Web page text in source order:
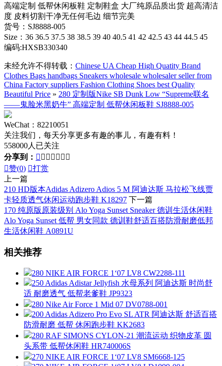
高端定制 低帮休闲板鞋 定制鞋盒 大厂纯原品质出货 超高清洁
度 皮料切割干净无任何毛边 细节完美
货号：SJ8888-005
Size：36 36.5 37.5 38 38.5 39 40 40.5 41 42 42.5 43 44 44.5 45
编码:HXSB330340
未经允许不得转载： Chinese UA Cheap High Quatity Brand
Clothes Bags handbags Sneakers wholesale wholesaler seller from
China Factory suppliers Fashion Clothing Shoes best Quality
Beautiful Price » 280 定制版Nike SB Dunk Low “Supreme联名
——鬼脸米黑奶牛” 高端定制 低帮休闲板鞋 SJ8888-005
WeChat：82210051
关注我们，每天分享更多有趣的事儿，有趣有料！
558000人已关注
分享到：       
赞(0) 打赏
上一篇
210 HD版本Adidas Adizero Adios 5 M 阿迪达斯 马拉松飞线贾
卡轻质透气休闲运动跑步鞋 K18297 下一篇
170 纯原版原装级别 Alo Yoga Sunset Sneaker 徳训生活休闲鞋
Alo Yoga Sunset 低帮 男女同款 德训鞋舒适百搭防滑耐磨低邦
生活休闲鞋 A0891U
相关推荐
280 NIKE AIR FORCE 1‘07 LV8 CW2288-111
250 Adidas Adistar Jellyfish 水母系列 阿迪达斯 时尚舒
适 耐磨透气 低帮老爹鞋 JP9323
280 Nike Air Force 1 Mid 07 DV0788-001
200 Adidas Adizero Pro Evo SL ATR 阿迪达斯 舒适百搭
防滑耐磨 低帮 休闲跑步鞋 KK2683
280 RAF SIMONS CYLON-21 潮流运动 织物皮革 圆
头系带 低帮休闲鞋 HR740006S
270 NIKE AIR FORCE 1‘07 LV8 SM6668-125